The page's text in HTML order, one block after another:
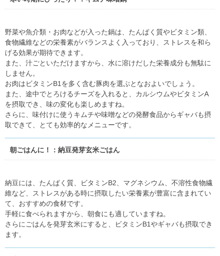
野菜や魚介類・お肉などが入った鍋は、たんぱく質やビタミン類、
食物繊維などの栄養素がバランスよく入っており、ストレスを和ら
げる効果が期待できます。
また、汁ごといただけますから、水に溶けだした栄養成分も無駄に
しません。
お肉はビタミンB1を多く含む豚肉を選ぶとなおよいでしょう。
また、途中でとろけるチーズを入れると、カルシウムやビタミンA
を摂取でき、味の変化も楽しめますね。
さらに、味付けに使うキムチや味噌などの発酵食品からギャバも摂
取できて、とても効率的なメニューです。
朝ごはんに！：納豆発芽玄米ごはん
納豆には、たんぱく質、ビタミンB2、マグネシウム、不溶性食物繊
維など、ストレスがある時に摂取したい栄養素が豊富に含まれてい
て、おすすめの食材です。
手軽に食べられますから、朝食にも適していますね。
さらにごはんを発芽玄米にすると、ビタミンB1やギャバも摂取でき
ます。